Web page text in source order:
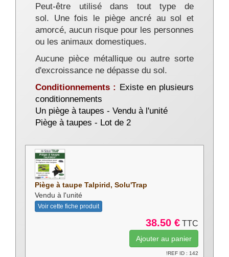
Peut-être utilisé dans tout type de
sol. Une fois le piège ancré au sol et
amorcé, aucun risque pour les personnes
ou les animaux domestiques.
Aucune pièce métallique ou autre sorte
d'excroissance ne dépasse du sol.
Conditionnements : Existe en plusieurs
conditionnements
Un piège à taupes - Vendu à l'unité
Piège à taupes - Lot de 2
Piège à taupe Talpirid, Solu'Trap
Vendu à l'unité
Voir cette fiche produit
38.50 € TTC
!REF ID : 142